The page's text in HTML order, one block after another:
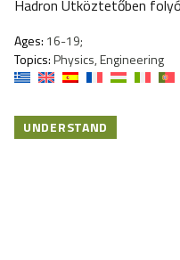
Hadron Ütköztetőben
Ages: 16-19;
Topics:Physics, Engineering
UNDERSTAND